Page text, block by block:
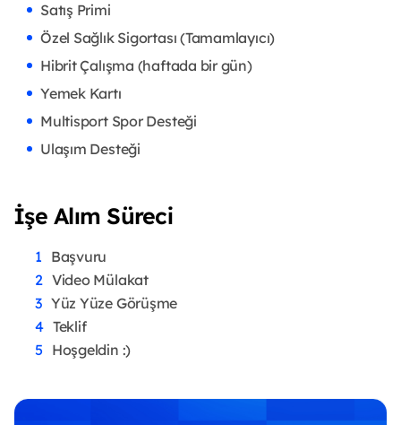
Satış Primi
Özel Sağlık Sigortası (Tamamlayıcı)
Hibrit Çalışma (haftada bir gün)
Yemek Kartı
Multisport Spor Desteği
Ulaşım Desteği
İşe Alım Süreci
Başvuru
Video Mülakat
Yüz Yüze Görüşme
Teklif
Hoşgeldin :)